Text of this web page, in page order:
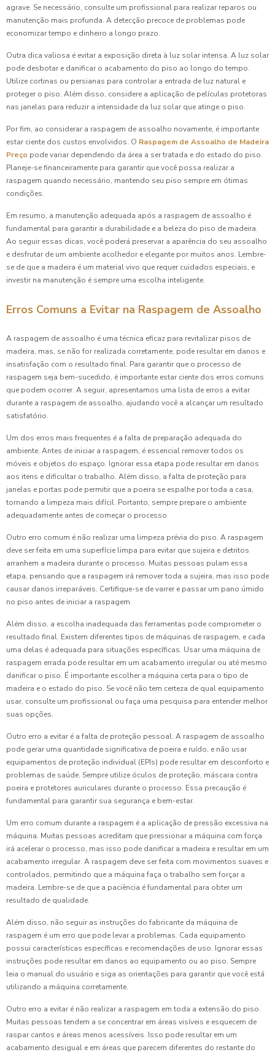
agrave. Se necessário, consulte um profissional para realizar reparos ou
manutenção mais profunda. A detecção precoce de problemas pode
economizar tempo e dinheiro a longo prazo.
Outra dica valiosa é evitar a exposição direta à luz solar intensa. A luz solar
pode desbotar e danificar o acabamento do piso ao longo do tempo.
Utilize cortinas ou persianas para controlar a entrada de luz natural e
proteger o piso. Além disso, considere a aplicação de películas protetoras
nas janelas para reduzir a intensidade da luz solar que atinge o piso.
Por fim, ao considerar a raspagem de assoalho novamente, é importante
estar ciente dos custos envolvidos. O Raspagem de Assoalho de Madeira
Preço pode variar dependendo da área a ser tratada e do estado do piso.
Planeje-se financeiramente para garantir que você possa realizar a
raspagem quando necessário, mantendo seu piso sempre em ótimas
condições.
Em resumo, a manutenção adequada após a raspagem de assoalho é
fundamental para garantir a durabilidade e a beleza do piso de madeira.
Ao seguir essas dicas, você poderá preservar a aparência do seu assoalho
e desfrutar de um ambiente acolhedor e elegante por muitos anos. Lembre-
se de que a madeira é um material vivo que requer cuidados especiais, e
investir na manutenção é sempre uma escolha inteligente.
Erros Comuns a Evitar na Raspagem de Assoalho
A raspagem de assoalho é uma técnica eficaz para revitalizar pisos de
madeira, mas, se não for realizada corretamente, pode resultar em danos e
insatisfação com o resultado final. Para garantir que o processo de
raspagem seja bem-sucedido, é importante estar ciente dos erros comuns
que podem ocorrer. A seguir, apresentamos uma lista de erros a evitar
durante a raspagem de assoalho, ajudando você a alcançar um resultado
satisfatório.
Um dos erros mais frequentes é a falta de preparação adequada do
ambiente. Antes de iniciar a raspagem, é essencial remover todos os
móveis e objetos do espaço. Ignorar essa etapa pode resultar em danos
aos itens e dificultar o trabalho. Além disso, a falta de proteção para
janelas e portas pode permitir que a poeira se espalhe por toda a casa,
tornando a limpeza mais difícil. Portanto, sempre prepare o ambiente
adequadamente antes de começar o processo.
Outro erro comum é não realizar uma limpeza prévia do piso. A raspagem
deve ser feita em uma superfície limpa para evitar que sujeira e detritos
arranhem a madeira durante o processo. Muitas pessoas pulam essa
etapa, pensando que a raspagem irá remover toda a sujeira, mas isso pode
causar danos irreparáveis. Certifique-se de varrer e passar um pano úmido
no piso antes de iniciar a raspagem.
Além disso, a escolha inadequada das ferramentas pode comprometer o
resultado final. Existem diferentes tipos de máquinas de raspagem, e cada
uma delas é adequada para situações específicas. Usar uma máquina de
raspagem errada pode resultar em um acabamento irregular ou até mesmo
danificar o piso. É importante escolher a máquina certa para o tipo de
madeira e o estado do piso. Se você não tem certeza de qual equipamento
usar, consulte um profissional ou faça uma pesquisa para entender melhor
suas opções.
Outro erro a evitar é a falta de proteção pessoal. A raspagem de assoalho
pode gerar uma quantidade significativa de poeira e ruído, e não usar
equipamentos de proteção individual (EPIs) pode resultar em desconforto e
problemas de saúde. Sempre utilize óculos de proteção, máscara contra
poeira e protetores auriculares durante o processo. Essa precaução é
fundamental para garantir sua segurança e bem-estar.
Um erro comum durante a raspagem é a aplicação de pressão excessiva na
máquina. Muitas pessoas acreditam que pressionar a máquina com força
irá acelerar o processo, mas isso pode danificar a madeira e resultar em um
acabamento irregular. A raspagem deve ser feita com movimentos suaves e
controlados, permitindo que a máquina faça o trabalho sem forçar a
madeira. Lembre-se de que a paciência é fundamental para obter um
resultado de qualidade.
Além disso, não seguir as instruções do fabricante da máquina de
raspagem é um erro que pode levar a problemas. Cada equipamento
possui características específicas e recomendações de uso. Ignorar essas
instruções pode resultar em danos ao equipamento ou ao piso. Sempre
leia o manual do usuário e siga as orientações para garantir que você está
utilizando a máquina corretamente.
Outro erro a evitar é não realizar a raspagem em toda a extensão do piso.
Muitas pessoas tendem a se concentrar em áreas visíveis e esquecem de
raspar cantos e áreas menos acessíveis. Isso pode resultar em um
acabamento desigual e em áreas que parecem diferentes do restante do